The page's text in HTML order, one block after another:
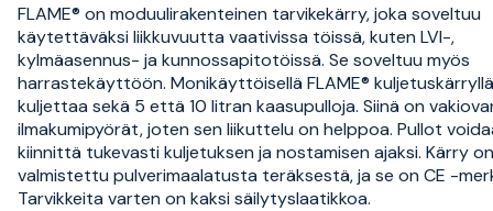
FLAME® on moduulirakenteinen tarvikekärry, joka soveltuu
käytettäväksi liikkuvuutta vaativissa töissä, kuten LVI-,
kylmäasennus- ja kunnossapitotöissä. Se soveltuu myös
harrastekäyttöön. Monikäyttöisellä FLAME®
kuljettaa sekä 5 että 10 litran kaasupulloja. Siinä on
ilmakumipyörät, joten sen liikuttelu on helppoa. Pullot
kiinnittä tukevasti kuljetuksen ja nostamisen ajaksi. Kärry on
valmistettu pulverimaalatusta teräksestä, ja se on CE -
Tarvikkeita varten on kaksi säilytyslaatikkoa.